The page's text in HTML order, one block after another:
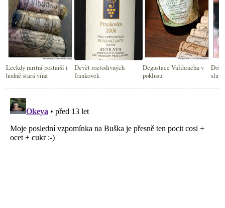
Leckdy raritní postarší i
hodně stará vína
Devět roztodivných
frankovek
Degustace Valihracha v
poklusu